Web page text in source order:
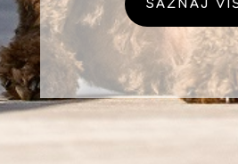
SAZNAJ